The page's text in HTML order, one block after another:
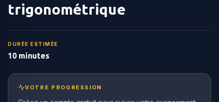
trigonométrique
DURÉE ESTIMÉE
10 minutes
VOTRE PROGRESSION